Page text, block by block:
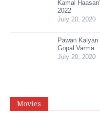
Kamal
2022
July 20, 2020
Pawan
Gopal Varma
July 20, 2020
Movies